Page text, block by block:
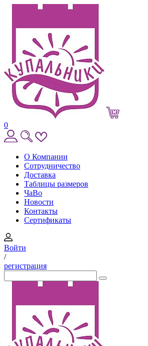
0
О Компании
Сотрудничество
Доставка
Таблицы размеров
ЧаВо
Новости
Контакты
Сертификаты
Войти
/
регистрация